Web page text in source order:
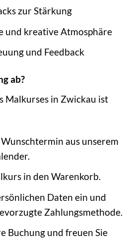
zur Stärkung
und kreative Atmosphäre
und Feedback
ab?
Malkurses in Zwickau ist
aus unserem
in den Warenkorb.
Daten ein und
Zahlungsmethode.
Buchung und freuen Sie